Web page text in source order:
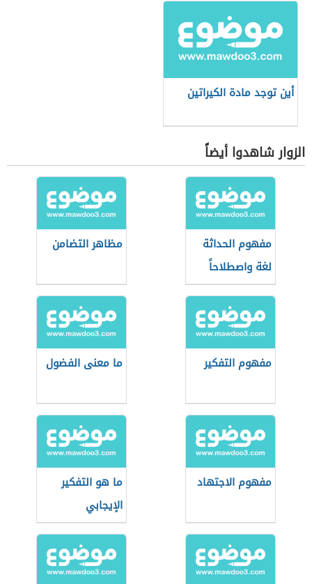
أين توجد مادة الكيراتين
الزوار شاهدوا أيضاً
مفهوم الحداثة
لغة واصطلاحاً
مظاهر التضامن
مفهوم التفكير ما معنى الفضول
مفهوم الاجتهاد
ما هو التفكير
الإيجابي